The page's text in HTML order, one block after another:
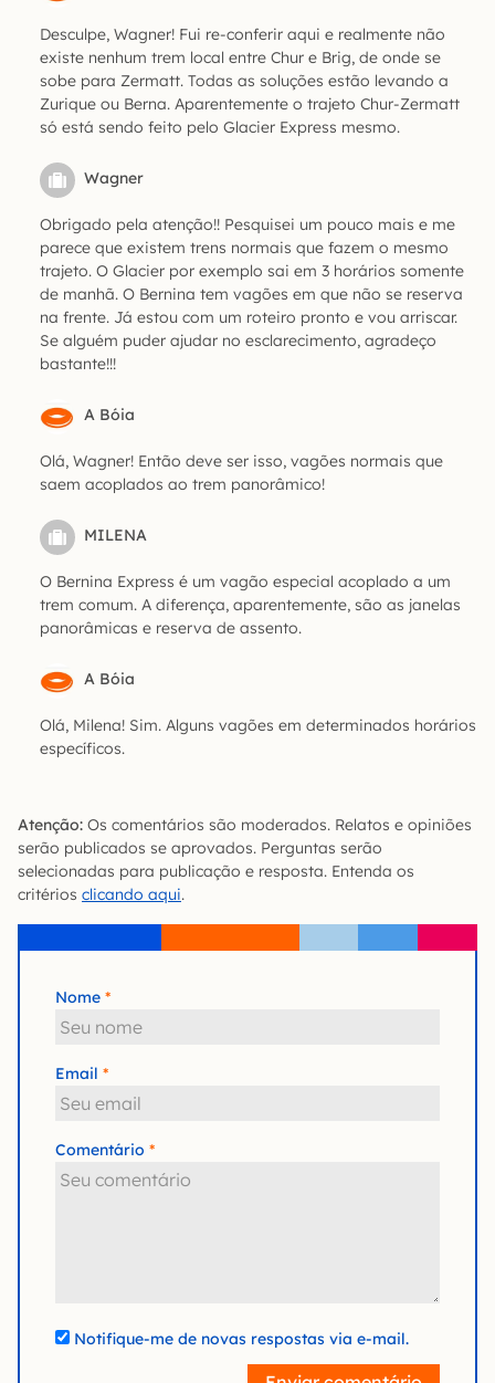
Desculpe, Wagner! Fui re-conferir aqui e realmente não
existe nenhum trem local entre Chur e Brig, de onde se
sobe para Zermatt. Todas as soluções estão levando a
Zurique ou Berna. Aparentemente o trajeto Chur-Zermatt
só está sendo feito pelo Glacier Express mesmo.
Wagner
Obrigado pela atenção!! Pesquisei um pouco mais e me
parece que existem trens normais que fazem o mesmo
trajeto. O Glacier por exemplo sai em 3 horários somente
de manhã. O Bernina tem vagões em que não se reserva
na frente. Já estou com um roteiro pronto e vou arriscar.
Se alguém puder ajudar no esclarecimento, agradeço
bastante!!!
A Bóia
Olá, Wagner! Então deve ser isso, vagões normais que
saem acoplados ao trem panorâmico!
MILENA
O Bernina Express é um vagão especial acoplado a um
trem comum. A diferença, aparentemente, são as janelas
panorâmicas e reserva de assento.
A Bóia
Olá, Milena! Sim. Alguns vagões em determinados horários
específicos.
Atenção: Os comentários são moderados. Relatos e opiniões
serão publicados se aprovados. Perguntas serão
selecionadas para publicação e resposta. Entenda os
critérios clicando aqui.
Nome
Email
Comentário
Notifique-me de novas respostas via e-mail.